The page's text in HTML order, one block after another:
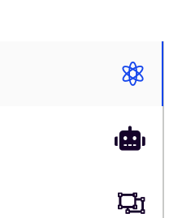


